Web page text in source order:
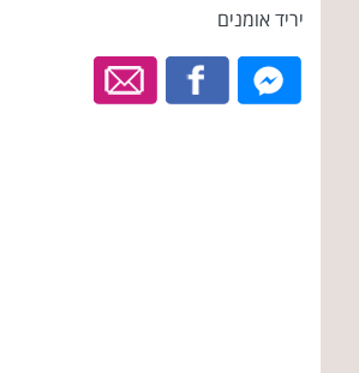
יריד אומנים